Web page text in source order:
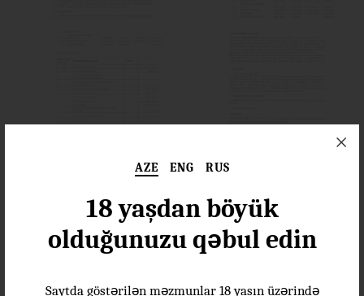
AZE ENG RUS
18 yaşdan böyük
olduğunuzu qəbul edin
Saytda göstərilən məzmunlar 18 yaşın üzərində